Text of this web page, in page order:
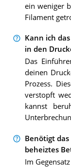
ein weniger
Filament
Kann ich
in den
Das
deinen
Prozess.
verstopft
kannst
Benötigt das
beheiztes
Im